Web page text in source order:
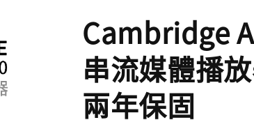
Cambridge
串流媒體播
兩年保固